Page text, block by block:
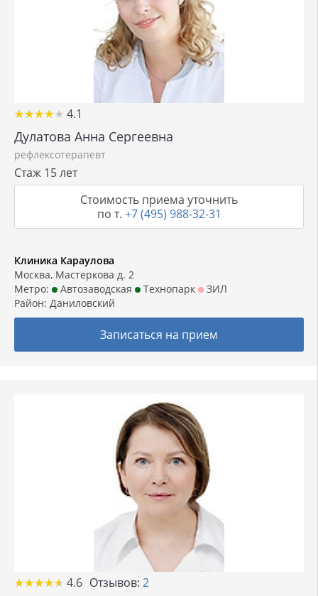
★★★★★
★★★★★ 4.1
Дулатова Анна Сергеевна
рефлексотерапевт
Стаж 15 лет
Стоимость приема уточнить
по т. +7 (495) 988-32-31
Клиника Караулова
Москва, Мастеркова д. 2
Метро:
Автозаводская Технопарк
ЗИЛ
Район: Даниловский
Записаться на прием
★★★★★
★★★★★ 4.6 Отзывов: 2